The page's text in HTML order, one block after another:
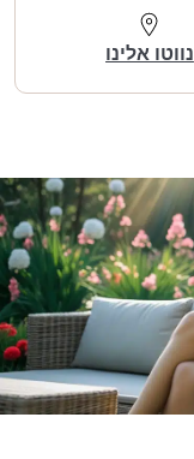
נווטו אלינו